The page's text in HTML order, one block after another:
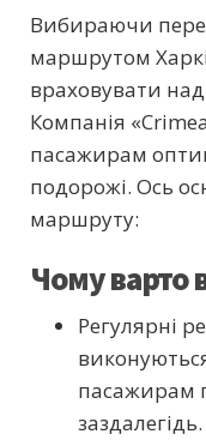
Вибираючи
маршрутом
враховувати
Компанія
пасажирам
подорожі. Ось
маршруту:
Чому варто
Регулярні
пасажирам
заздалегідь.